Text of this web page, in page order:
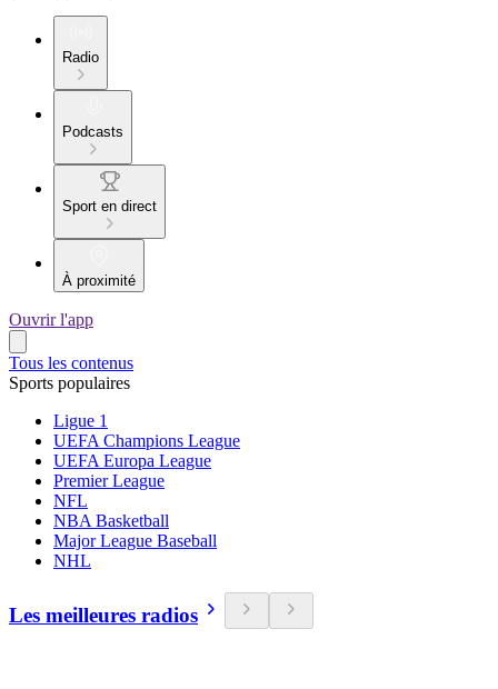
Radio
Podcasts
Sport en direct
À proximité
Ouvrir l'app
Tous les contenus
Sports populaires
Ligue 1
UEFA Champions League
UEFA Europa League
Premier League
NFL
NBA Basketball
Major League Baseball
NHL
Les meilleures radios